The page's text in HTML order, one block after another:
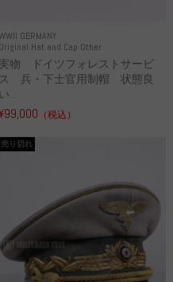
GERMANY
Original Hat and Cap Other
実物 ドイツフォレストサービ
ス 兵・下士官用制帽 状態良
い...
（税込）
売り切れ